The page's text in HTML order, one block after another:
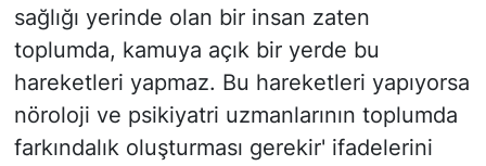
sağlığı yerinde olan bir insan zaten
toplumda, kamuya açık bir yerde bu
hareketleri yapmaz. Bu hareketleri yapıyorsa
nöroloji ve psikiyatri uzmanlarının toplumda
farkındalık oluşturması gerekir' ifadelerini